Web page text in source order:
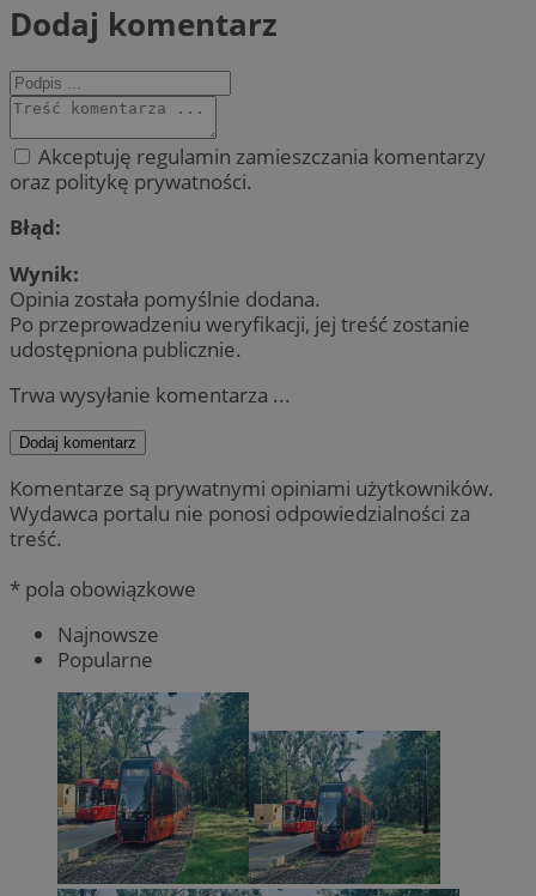
Dodaj komentarz
Akceptuję regulamin zamieszczania komentarzy
oraz politykę prywatności.
Błąd:
Wynik:
Opinia została pomyślnie dodana.
Po przeprowadzeniu weryfikacji, jej treść zostanie
udostępniona publicznie.
Trwa wysyłanie komentarza ...
Dodaj komentarz
Komentarze są prywatnymi opiniami użytkowników.
Wydawca portalu nie ponosi odpowiedzialności za
treść.
* pola obowiązkowe
Najnowsze
Popularne